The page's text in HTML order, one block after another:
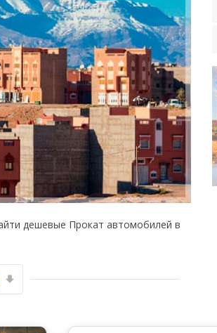
к эксклюзивным
партнёров
дешевые Прокат автомобилей в